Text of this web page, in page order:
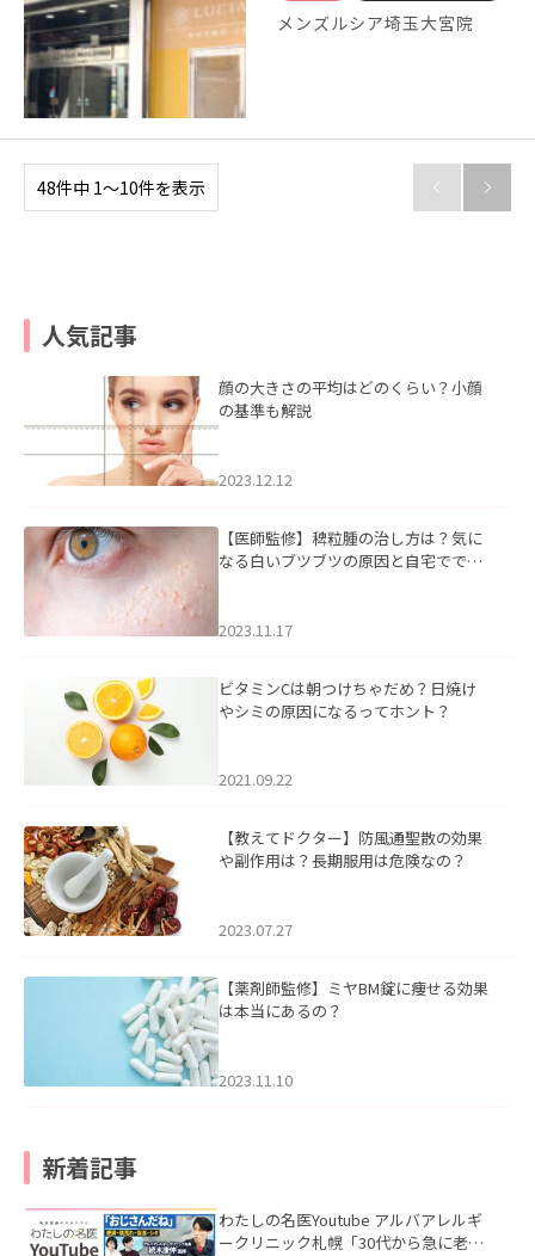
メンズルシア埼玉大宮院
48件中 1〜10件を表示  
人気記事
顔の大きさの平均はどのくらい？小顔
の基準も解説
2023.12.12
【医師監修】稗粒腫の治し方は？気に
なる白いブツブツの原因と自宅ででき
2023.11.17
ビタミンCは朝つけちゃだめ？日焼け
やシミの原因になるってホント？
2021.09.22
【教えてドクター】防風通聖散の効果
や副作用は？長期服用は危険なの？
2023.07.27
【薬剤師監修】ミヤBM錠に痩せる効果
は本当にあるの？
2023.11.10
新着記事
わたしの名医Youtube アルバアレルギ
ークリニック札幌「30代から急に老け